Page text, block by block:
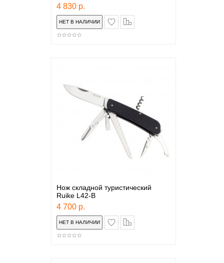
4 830 р.
в закладки
Нож складной туристический
Ruike L42-B
4 700 р.
в закладки